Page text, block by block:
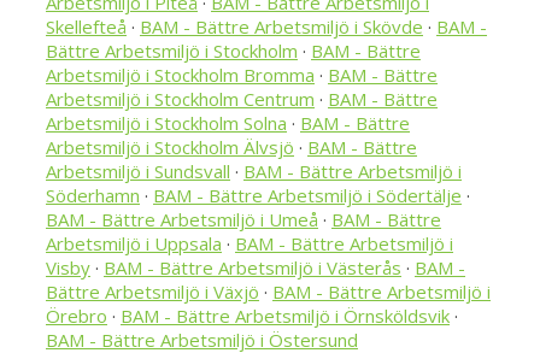
Skellefteå · BAM - Bättre Arbetsmiljö i Skövde · BAM -
Bättre Arbetsmiljö i Stockholm · BAM - Bättre
Arbetsmiljö i Stockholm Bromma · BAM - Bättre
Arbetsmiljö i Stockholm Centrum · BAM - Bättre
Arbetsmiljö i Stockholm Solna · BAM - Bättre
Arbetsmiljö i Stockholm Älvsjö · BAM - Bättre
Arbetsmiljö i Sundsvall · BAM - Bättre Arbetsmiljö i
Söderhamn · BAM - Bättre Arbetsmiljö i Södertälje ·
BAM - Bättre Arbetsmiljö i Umeå · BAM - Bättre
Arbetsmiljö i Uppsala · BAM - Bättre Arbetsmiljö i
Visby · BAM - Bättre Arbetsmiljö i Västerås · BAM -
Bättre Arbetsmiljö i Växjö · BAM - Bättre Arbetsmiljö i
Örebro · BAM - Bättre Arbetsmiljö i Örnsköldsvik ·
BAM - Bättre Arbetsmiljö i Östersund